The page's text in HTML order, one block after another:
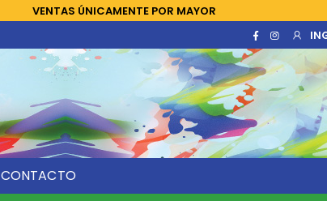
VENTAS ÚNICAMENTE POR MAYOR
CONTACTO